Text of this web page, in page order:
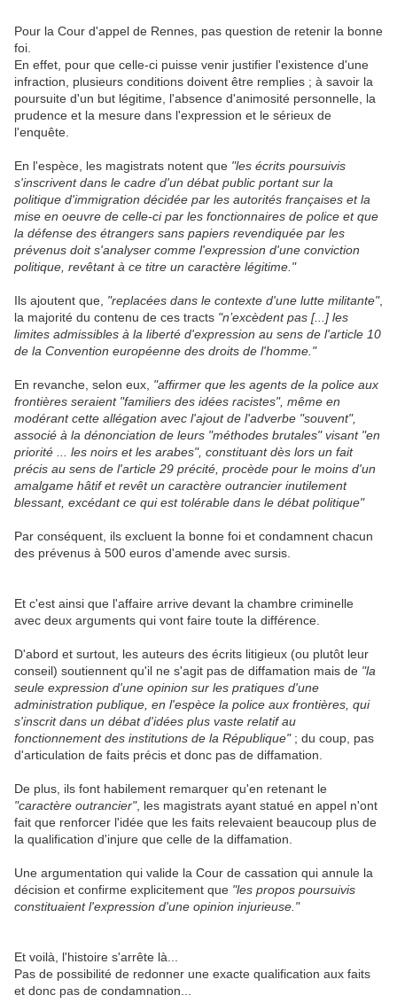
Pour la Cour d'appel de Rennes, pas question de retenir la bonne
foi.
En effet, pour que celle-ci puisse venir justifier l'existence d'une
infraction, plusieurs conditions doivent être remplies ; à savoir la
poursuite d'un but légitime, l'absence d'animosité personnelle, la
prudence et la mesure dans l'expression et le sérieux de
l'enquête.
En l'espèce, les magistrats notent que "les écrits poursuivis
s'inscrivent dans le cadre d'un débat public portant sur la
politique d'immigration décidée par les autorités françaises et la
mise en oeuvre de celle-ci par les fonctionnaires de police et que
la défense des étrangers sans papiers revendiquée par les
prévenus doit s'analyser comme l'expression d'une conviction
politique, revêtant à ce titre un caractère légitime."
Ils ajoutent que, "replacées dans le contexte d'une lutte militante",
la majorité du contenu de ces tracts "n’excèdent pas [...] les
limites admissibles à la liberté d'expression au sens de l'article 10
de la Convention européenne des droits de l'homme."
En revanche, selon eux, "affirmer que les agents de la police aux
frontières seraient "familiers des idées racistes", même en
modérant cette allégation avec l'ajout de l'adverbe "souvent",
associé à la dénonciation de leurs "méthodes brutales" visant "en
priorité ... les noirs et les arabes", constituant dès lors un fait
précis au sens de l'article 29 précité, procède pour le moins d'un
amalgame hâtif et revêt un caractère outrancier inutilement
blessant, excédant ce qui est tolérable dans le débat politique"
Par conséquent, ils excluent la bonne foi et condamnent chacun
des prévenus à 500 euros d'amende avec sursis.
Et c'est ainsi que l'affaire arrive devant la chambre criminelle
avec deux arguments qui vont faire toute la différence.
D'abord et surtout, les auteurs des écrits litigieux (ou plutôt leur
conseil) soutiennent qu'il ne s'agit pas de diffamation mais de "la
seule expression d'une opinion sur les pratiques d'une
administration publique, en l'espèce la police aux frontières, qui
s'inscrit dans un débat d'idées plus vaste relatif au
fonctionnement des institutions de la République"; du coup, pas
d'articulation de faits précis et donc pas de diffamation.
De plus, ils font habilement remarquer qu'en retenant le
"caractère outrancier", les magistrats ayant statué en appel n'ont
fait que renforcer l'idée que les faits relevaient beaucoup plus de
la qualification d'injure que celle de la diffamation.
Une argumentation qui valide la Cour de cassation qui annule la
décision et confirme explicitement que "les propos poursuivis
constituaient l'expression d'une opinion injurieuse."
Et voilà, l'histoire s'arrête là...
Pas de possibilité de redonner une exacte qualification aux faits
et donc pas de condamnation...